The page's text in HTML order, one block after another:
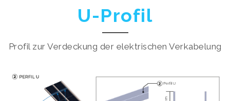
U-Profil
Profil zur Verdeckung der elektrischen Verkabelung